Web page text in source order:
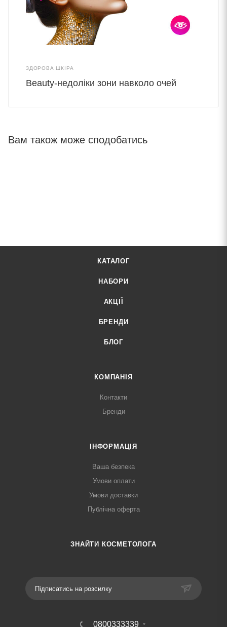
ЗДОРОВА ШКІРА
Beauty-недоліки зони навколо очей
Вам також може сподобатись
КАТАЛОГ
НАБОРИ
АКЦІЇ
БРЕНДИ
БЛОГ
КОМПАНІЯ
Контакти
Бренди
ІНФОРМАЦІЯ
Ваша безпека
Умови оплати
Умови доставки
Публічна оферта
ЗНАЙТИ КОСМЕТОЛОГА
Підписатись на розсилку
0800333339